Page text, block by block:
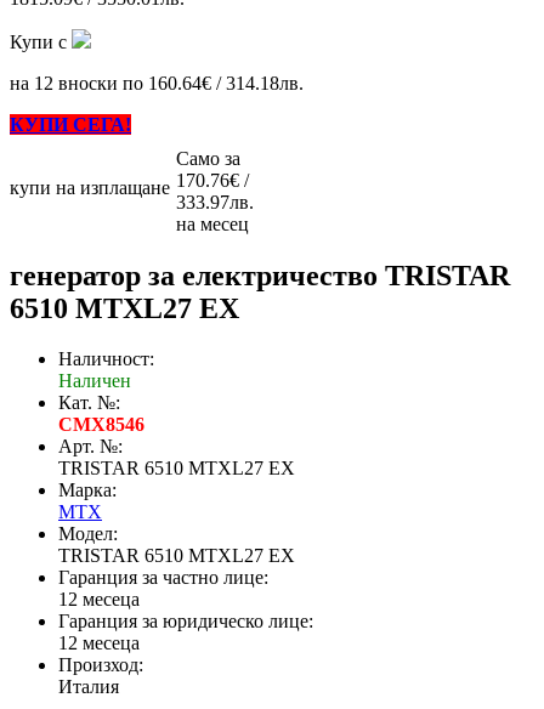
Купи с
на 12 вноски по 160.64€ / 314.18лв.
КУПИ СЕГА!
купи на изплащане
Само за
170.76€ /
333.97лв.
на месец
генератор за електричество TRISTAR
6510 MTXL27 EX
Наличност:
Наличен
Кат. №:
CMX8546
Арт. №:
TRISTAR 6510 MTXL27 EX
Марка:
MTX
Модел:
TRISTAR 6510 MTXL27 EX
Гаранция за частно лице:
12 месеца
Гаранция за юридическо лице:
12 месеца
Произход:
Италия